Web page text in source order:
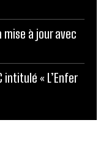
à jour avec
intitulé « L’Enfer